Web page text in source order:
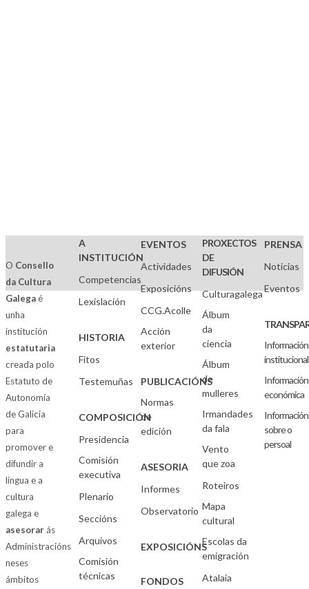
O Consello
da Cultura
Galegaé
unha
institución
estatutaria
creada polo
Estatuto de
Autonomía
de Galicia
para
promover e
difundir a
lingua e a
cultura
galega e
asesorarás
Administracións
neses
ámbitos
A
INSTITUCIÓN
Competencias
Lexislación
HISTORIA
Fitos
Testemuñas
COMPOSICIÓN
Presidencia
Comisión
executiva
Plenario
Seccións
Arquivos
Comisión
técnicas
EVENTOS
Actividades
Exposicións
CCG.Acolle
Acción
exterior
PUBLICACIÓNS
Normas
de
edición
ASESORIA
Informes
Observatorio
EXPOSICIÓNS
FONDOS
PROXECTOS
DE
DIFUSIÓN
Culturagalega
Álbum
da
ciencia
Álbum
de
mulleres
Irmandades
da fala
Vento
que zoa
Roteiros
Mapa
cultural
Escolas da
emigración
Atalaia
PRENSA
Noticias
Eventos
Información
institucional
Información
económica
Información
sobre o
persoal